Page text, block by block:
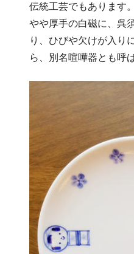
伝統工芸でもあります。
やや厚手の白磁に、呉
り、ひびや欠けが入り
ら、別名喧嘩器とも呼